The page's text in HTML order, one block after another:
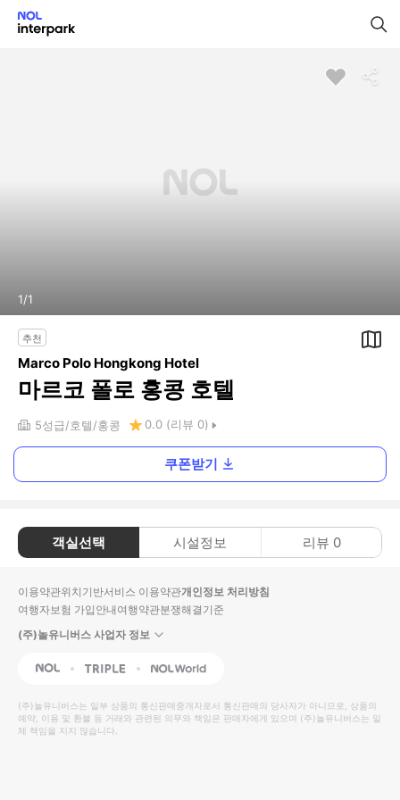
1/1
추천
Marco Polo Hongkong Hotel
마르코 폴로 홍콩 호텔
5성급 호텔 홍콩 0.0 (리뷰 0)
쿠폰받기
객실선택 시설정보 리뷰 0
이용약관위치기반서비스 이용약관개인정보 처리방침
여행자보험 가입안내여행약관분쟁해결기준
(주)놀유니버스 사업자 정보
NOL Triple Interpark Global
(주)놀유니버스는 일부 상품의 통신판매중개자로서 통신판매의 당사자가 아니므로, 상품의
예약, 이용 및 환불 등 거래와 관련된 의무와 책임은 판매자에게 있으며 (주)놀유니버스는 일
체 책임을 지지 않습니다.